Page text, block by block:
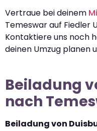
Vertraue bei deinem
Temeswar auf Fiedler
Kontaktiere uns noch
deinen Umzug planen
Beiladung
nach
Beiladung von